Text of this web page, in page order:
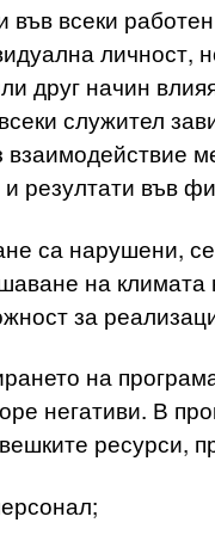
всеки
личност,
друг начин
служител
резултати във
са нарушени,
на климата
за
на
негативи. В
ресурси,